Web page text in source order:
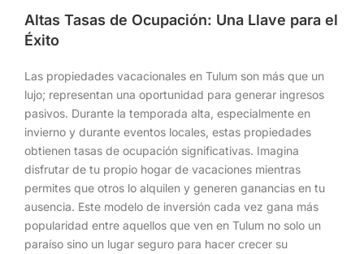
Altas Tasas de Ocupación: Una Llave para el
Éxito
Las propiedades vacacionales en Tulum son más que un
lujo; representan una oportunidad para generar ingresos
pasivos. Durante la temporada alta, especialmente en
invierno y durante eventos locales, estas propiedades
obtienen tasas de ocupación significativas. Imagina
disfrutar de tu propio hogar de vacaciones mientras
permites que otros lo alquilen y generen ganancias en tu
ausencia. Este modelo de inversión cada vez gana más
popularidad entre aquellos que ven en Tulum no solo un
paraíso sino un lugar seguro para hacer crecer su